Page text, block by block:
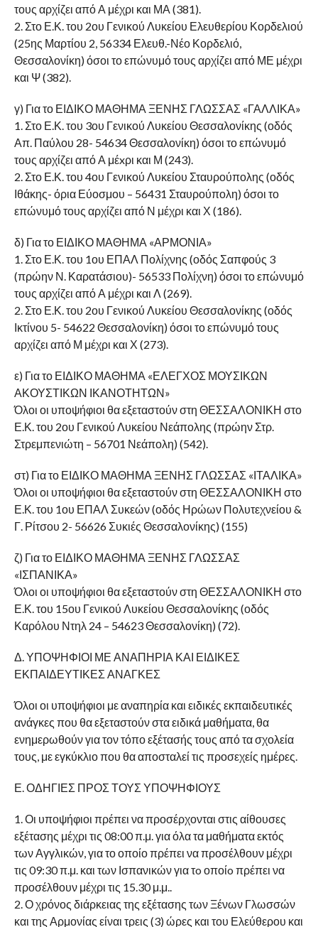
τους αρχίζει από Α μέχρι και ΜΑ (381).
2. Στο Ε.Κ. του 2ου Γενικού Λυκείου Ελευθερίου Κορδελιού
(25ης Μαρτίου 2, 56334 Ελευθ.-Νέο Κορδελιό,
Θεσσαλονίκη) όσοι το επώνυμό τους αρχίζει από ΜΕ μέχρι
και Ψ (382).
γ) Για το ΕΙΔΙΚΟ ΜΑΘΗΜΑ ΞΕΝΗΣ ΓΛΩΣΣΑΣ «ΓΑΛΛΙΚΑ»
1. Στο Ε.Κ. του 3ου Γενικού Λυκείου Θεσσαλονίκης (οδός
Απ. Παύλου 28- 54634 Θεσσαλονίκη) όσοι το επώνυμό
τους αρχίζει από Α μέxρι και Μ (243).
2. Στο Ε.Κ. του 4ου Γενικού Λυκείου Σταυρούπολης (οδός
Ιθάκης- όρια Εύοσμου – 56431 Σταυρούπολη) όσοι το
επώνυμό τους αρχίζει από Ν μέχρι και Χ (186).
δ) Για το ΕΙΔΙΚΟ ΜΑΘΗΜΑ «ΑΡΜΟΝΙΑ»
1. Στο Ε.Κ. του 1ου ΕΠΑΛ Πολίχνης (οδός Σαπφούς 3
(πρώην Ν. Καρατάσιου)- 56533 Πολίχνη) όσοι το επώνυμό
τους αρχίζει από Α μέχρι και Λ (269).
2. Στο Ε.Κ. του 2ου Γενικού Λυκείου Θεσσαλονίκης (οδός
Ικτίνου 5- 54622 Θεσσαλονίκη) όσοι το επώνυμό τους
αρχίζει από Μ μέχρι και Χ (273).
ε) Για το ΕΙΔΙΚΟ ΜΑΘΗΜΑ «ΕΛΕΓΧΟΣ ΜΟΥΣΙΚΩΝ
ΑΚΟΥΣΤΙΚΩΝ ΙΚΑΝΟΤΗΤΩΝ»
Όλοι οι υποψήφιοι θα εξεταστούν στη ΘΕΣΣΑΛΟΝΙΚΗ στο
Ε.Κ. του 2ου Γενικού Λυκείου Νεάπολης (πρώην Στρ.
Στρεμπενιώτη – 56701 Νεάπολη) (542).
στ) Για το ΕΙΔΙΚΟ ΜΑΘΗΜΑ ΞΕΝΗΣ ΓΛΩΣΣΑΣ «ΙΤΑΛΙΚΑ»
Όλοι οι υποψήφιοι θα εξεταστούν στη ΘΕΣΣΑΛΟΝΙΚΗ στο
Ε.Κ. του 1ου ΕΠΑΛ Συκεών (οδός Ηρώων Πολυτεχνείου &
Γ. Ρίτσου 2- 56626 Συκιές Θεσσαλονίκης) (155)
ζ) Για το ΕΙΔΙΚΟ ΜΑΘΗΜΑ ΞΕΝΗΣ ΓΛΩΣΣΑΣ
«ΙΣΠΑΝΙΚΑ»
Όλοι οι υποψήφιοι θα εξεταστούν στη ΘΕΣΣΑΛΟΝΙΚΗ στο
Ε.Κ. του 15ου Γενικού Λυκείου Θεσσαλονίκης (οδός
Καρόλου Ντηλ 24 – 54623 Θεσσαλονίκη) (72).
Δ. ΥΠΟΨΗΦΙΟΙ ΜΕ ΑΝΑΠΗΡΙΑ ΚΑΙ ΕΙΔΙΚΕΣ
ΕΚΠΑΙΔΕΥΤΙΚΕΣ ΑΝΑΓΚΕΣ
Όλοι οι υποψήφιοι με αναπηρία και ειδικές εκπαιδευτικές
ανάγκες που θα εξεταστούν στα ειδικά μαθήματα, θα
ενημερωθούν για τον τόπο εξέτασής τους από τα σχολεία
τους, με εγκύκλιο που θα αποσταλεί τις προσεχείς ημέρες.
Ε. ΟΔΗΓΙΕΣ ΠΡΟΣ ΤΟΥΣ ΥΠΟΨΗΦΙΟΥΣ
1. Οι υποψήφιοι πρέπει να προσέρχονται στις αίθουσες
εξέτασης μέχρι τις 08:00 π.μ. για όλα τα μαθήματα εκτός
των Αγγλικών, για το οποίο πρέπει να προσέλθουν μέχρι
τις 09:30 π.μ. και των Ισπανικών για τo οποίo πρέπει να
προσέλθουν μέχρι τις 15.30 μ.μ..
2. Ο χρόνος διάρκειας της εξέτασης των Ξένων Γλωσσών
και της Αρμονίας είναι τρεις (3) ώρες και του Ελεύθερου και